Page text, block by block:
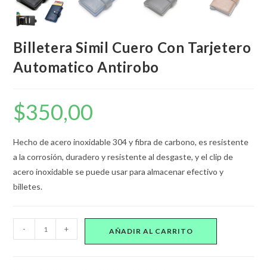
Billetera Simil Cuero Con Tarjetero
Automatico Antirobo
$350,00
Hecho de acero inoxidable 304 y fibra de carbono, es resistente
a la corrosión, duradero y resistente al desgaste, y el clip de
acero inoxidable se puede usar para almacenar efectivo y
billetes.
Simil
- + AÑADIR AL CARRITO